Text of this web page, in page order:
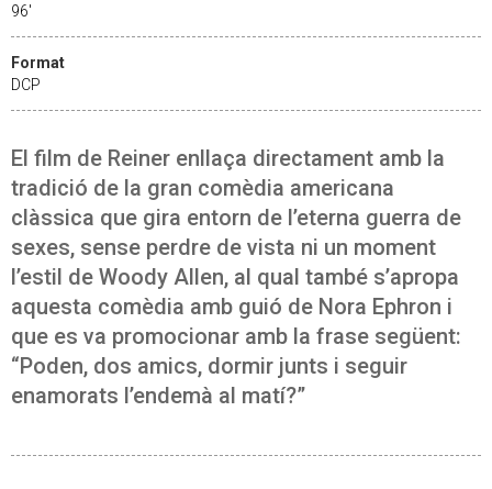
96'
Format
DCP
El film de Reiner enllaça directament amb la
tradició de la gran comèdia americana
clàssica que gira entorn de l’eterna guerra de
sexes, sense perdre de vista ni un moment
l’estil de Woody Allen, al qual també s’apropa
aquesta comèdia amb guió de Nora Ephron i
que es va promocionar amb la frase següent:
“Poden, dos amics, dormir junts i seguir
enamorats l’endemà al matí?”